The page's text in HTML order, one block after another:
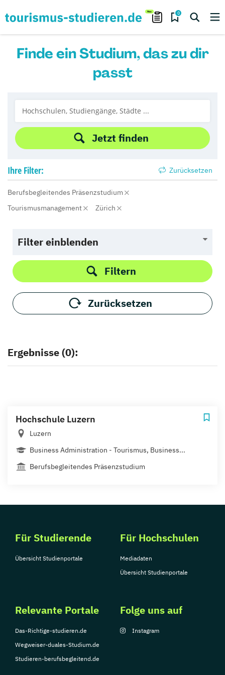
0
Finde ein Studium, das zu dir
passt
Jetzt finden
Ihre Filter: Zurücksetzen
Berufsbegleitendes Präsenzstudium
Tourismusmanagement
Zürich
Filter einblenden
Filtern
Zurücksetzen
Ergebnisse (0):
Hochschule Luzern
Luzern
Business Administration - Tourismus, Business...
Berufsbegleitendes Präsenzstudium
Für Studierende
Übersicht Studienportale
Für Hochschulen
Mediadaten
Übersicht Studienportale
Relevante Portale
Das-Richtige-studieren.de
Wegweiser-duales-Studium.de
Studieren-berufsbegleitend.de
Folge uns auf
Instagram